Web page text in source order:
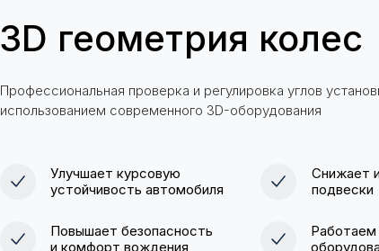
3D геометрия колес
Улучшает курсовую
устойчивость автомобиля
Повышает безопасность
и комфорт вождения
Работаем
Снижает
подвески
Профессиональная проверка и регулировка углов
использованием современного 3D-оборудования